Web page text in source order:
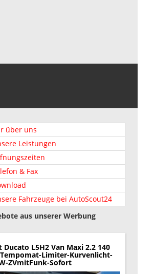
über uns
Leistungen
& Fax
Fahrzeuge bei AutoScout24
aus unserer Werbung
Ducato L5H2 Van Maxi 2.2 140
Tempomat-Limiter-Kurvenlicht-
ZVmitFunk-Sofort